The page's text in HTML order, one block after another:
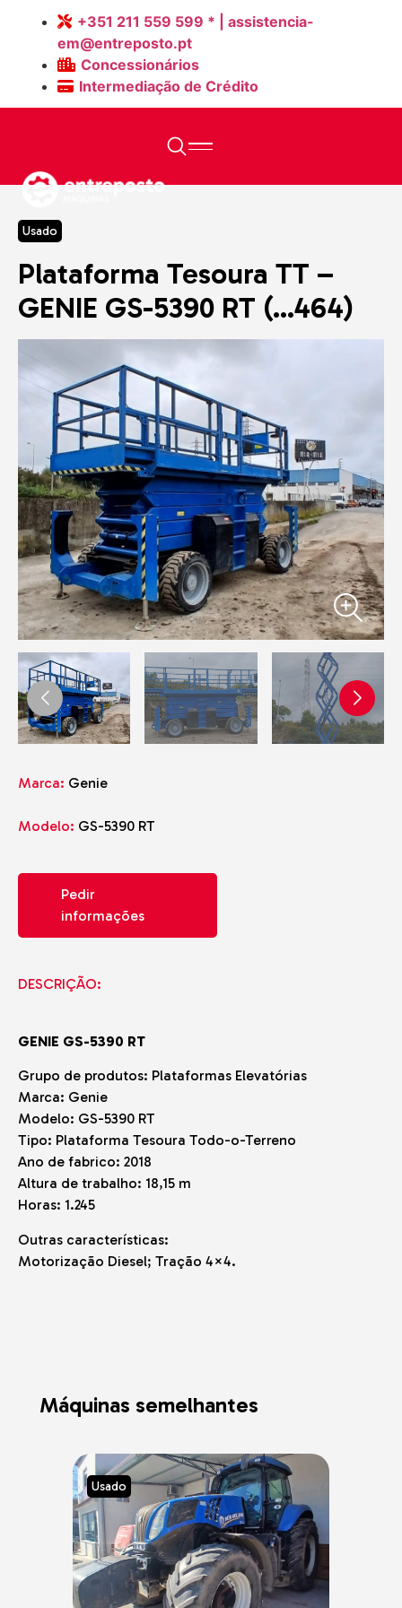
+351 211 559 599 * | assistencia-
em@entreposto.pt
Concessionários
Intermediação de Crédito
Plataforma Tesoura TT – GENIE GS-5390
Usado
Plataforma Tesoura TT –
GENIE GS-5390 RT (…464)
Marca: Genie
Modelo: GS-5390 RT
Pedir
informações
DESCRIÇÃO:
GENIE GS-5390 RT
Grupo de produtos: Plataformas Elevatórias
Marca: Genie
Modelo: GS-5390 RT
Tipo: Plataforma Tesoura Todo-o-Terreno
Ano de fabrico: 2018
Altura de trabalho: 18,15 m
Horas: 1.245
Outras características:
Motorização Diesel; Tração 4×4.
Máquinas semelhantes
Usado